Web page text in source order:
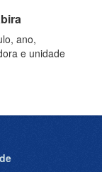
ano,
e unidade